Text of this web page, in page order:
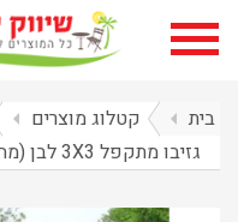
בית arrow_left קטלוג מוצרים arrow_left
גזיבו מתקפל 3X3 לבן (מחוזק)